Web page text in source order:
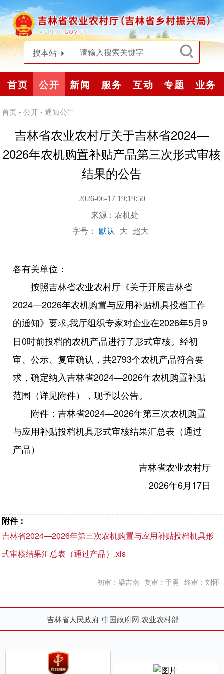
搜本站
首页 公开 新闻 服务 互动 专题 业务
首页 -公开-通知公告
吉林省农业农村厅关于吉林省2024—
2026年农机购置补贴产品第三次形式审核
结果的公告
2026-06-17 19:19:50
来源： 农机处
字号： 默认 大 超大
各有关单位：
按照吉林省农业农村厅《关于开展吉林省
2024—2026年农机购置与应用补贴机具投档工作
的通知》要求,我厅组织专家对企业在2026年5月9
日0时前投档的农机产品进行了形式审核。经初
审、公示、复审确认，共2793个农机产品符合要
求，确定纳入吉林省2024—2026年农机购置补贴
范围（详见附件），现予以公告。
附件：吉林省2024—2026年第三次农机购置
与应用补贴投档机具形式审核结果汇总表（通过
产品）
吉林省农业农村厅
2026年6月17日
附件：
吉林省2024—2026年第三次农机购置与应用补贴投档机具形
式审核结果汇总表（通过产品）.xls
初审：梁吉南 复审：于勇 终审：刘怀
吉林省人民政府 中国政府网 农业农村部